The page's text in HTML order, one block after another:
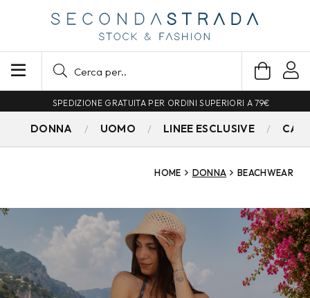
SPEDIZIONE GRATUITA PER ORDINI SUPERIORI A 79€
DONNA UOMO LINEE ESCLUSIVE
HOME DONNA BEACHWEAR